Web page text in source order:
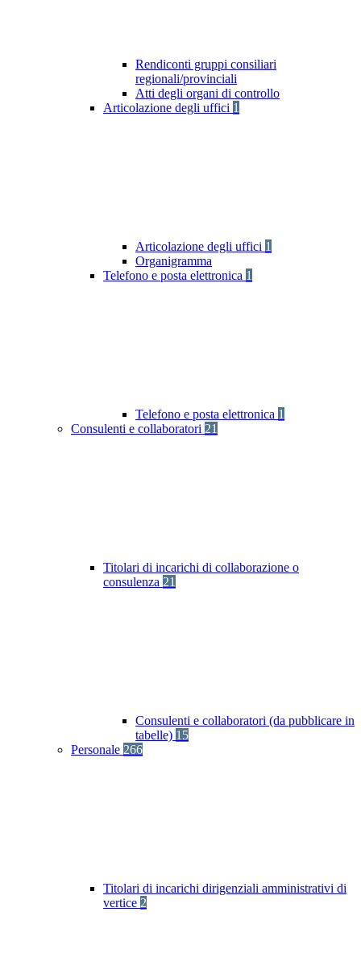
Rendiconti gruppi consiliari
regionali/provinciali
Atti degli organi di controllo
Articolazione degli uffici 1
Articolazione degli uffici 1
Organigramma
Telefono e posta elettronica 1
Telefono e posta elettronica 1
Consulenti e collaboratori 21
Titolari di incarichi di collaborazione o
consulenza 21
Consulenti e collaboratori (da pubblicare in
tabelle) 15
Personale 266
Titolari di incarichi dirigenziali amministrativi di
vertice 2